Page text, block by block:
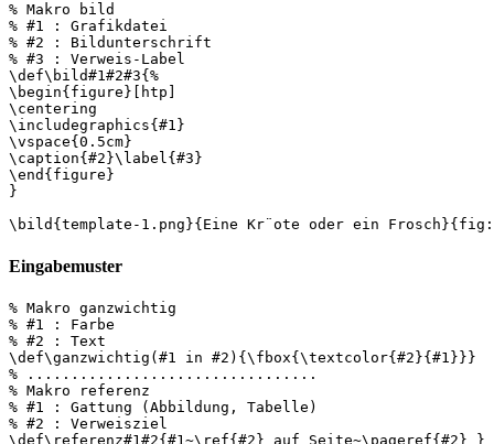
% Makro bild
% #1 : Grafikdatei
% #2 : Bildunterschrift
% #3 : Verweis-Label
\def\bild#1#2#3{%
\begin{figure}[htp]
\centering
\includegraphics{#1}
\vspace{0.5cm}
\caption{#2}\label{#3}
\end{figure}
}
Eingabemuster
% Makro ganzwichtig
% #1 : Farbe
% #2 : Text
\def\ganzwichtig(#1 in #2){\fbox{\textcolor{#2}{#1}}}
% .................................
% Makro referenz
% #1 : Gattung (Abbildung, Tabelle)
% #2 : Verweisziel
\def\referenz#1#2{#1~\ref{#2} auf Seite~\pageref{#2} }